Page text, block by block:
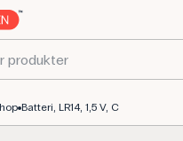
Batteri, LR14, 1,5 V, C